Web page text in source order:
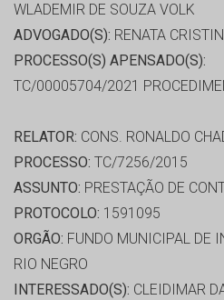
WLADEMIR DE SOUZA VOLK
ADVOGADO(S): RENATA
PROCESSO(S) APENSADO(S):
TC/00005704/2021
RELATOR: CONS. RONALDO
PROCESSO: TC/7256/2015
ASSUNTO: PRESTAÇÃO DE
PROTOCOLO: 1591095
ORGÃO: FUNDO MUNICIPAL DE
RIO NEGRO
INTERESSADO(S): CLEIDIMAR